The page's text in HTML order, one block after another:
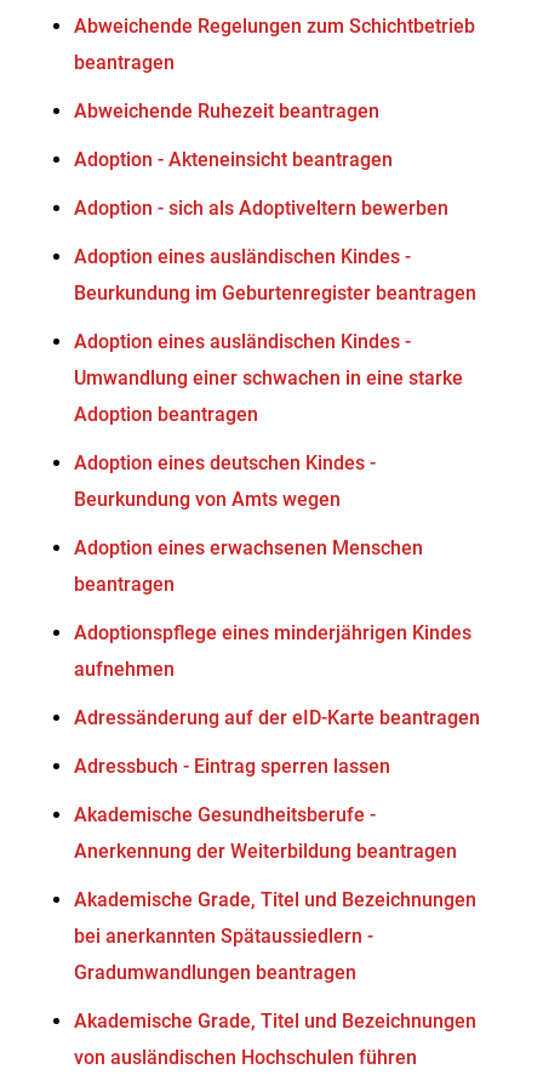
Abweichende Regelungen zum Schichtbetrieb
beantragen
Abweichende Ruhezeit beantragen
Adoption - Akteneinsicht beantragen
Adoption - sich als Adoptiveltern bewerben
Adoption eines ausländischen Kindes -
Beurkundung im Geburtenregister beantragen
Adoption eines ausländischen Kindes -
Umwandlung einer schwachen in eine starke
Adoption beantragen
Adoption eines deutschen Kindes -
Beurkundung von Amts wegen
Adoption eines erwachsenen Menschen
beantragen
Adoptionspflege eines minderjährigen Kindes
aufnehmen
Adressänderung auf der eID-Karte beantragen
Adressbuch - Eintrag sperren lassen
Akademische Gesundheitsberufe -
Anerkennung der Weiterbildung beantragen
Akademische Grade, Titel und Bezeichnungen
bei anerkannten Spätaussiedlern -
Gradumwandlungen beantragen
Akademische Grade, Titel und Bezeichnungen
von ausländischen Hochschulen führen